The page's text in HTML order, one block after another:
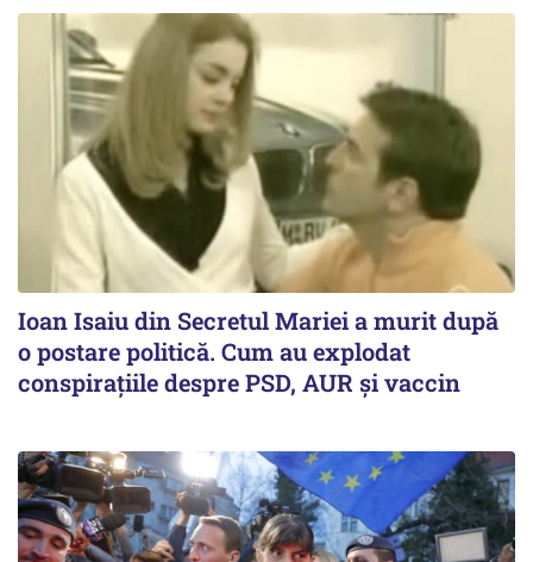
Ioan Isaiu din Secretul Mariei a murit după
o postare politică. Cum au explodat
conspirațiile despre PSD, AUR și vaccin